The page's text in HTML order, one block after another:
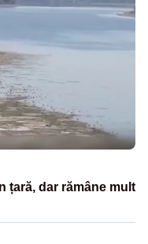
țară, dar rămâne mult